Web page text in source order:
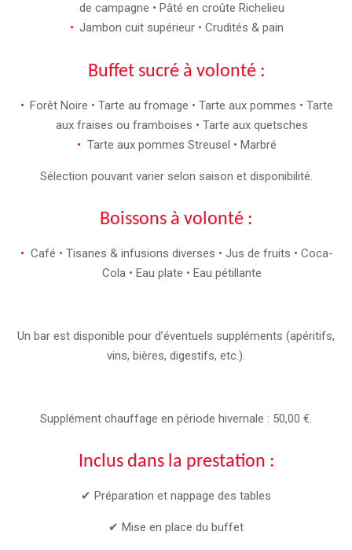
de campagne • Pâté en croûte Richelieu
Jambon cuit supérieur • Crudités & pain
Buffet sucré à volonté :
Forêt Noire • Tarte au fromage • Tarte aux pommes • Tarte
aux fraises ou framboises • Tarte aux quetsches
Tarte aux pommes Streusel • Marbré
Sélection pouvant varier selon saison et disponibilité.
Boissons à volonté :
Café • Tisanes & infusions diverses • Jus de fruits • Coca-
Cola • Eau plate • Eau pétillante
Un bar est disponible pour d’éventuels suppléments (apéritifs,
vins, bières, digestifs, etc.).
Supplément chauffage en période hivernale : 50,00 €.
Inclus dans la prestation :
✔ Préparation et nappage des tables
✔ Mise en place du buffet